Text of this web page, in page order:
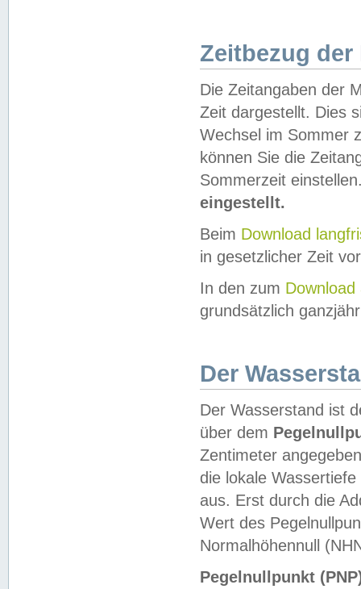
Zeitbezug der
Die Zeitangaben der
Zeit dargestellt. Dies
Wechsel im Sommer
können Sie die
Sommerzeit
eingestellt.
Beim Download
in gesetzlicher Zeit
In den zum Download
grundsätzlich
Der
Der Wasserstand ist
über dem
Zentimeter
die lokale
aus. Erst durch die
Wert des
Normalhöhennull
Pegelnullpunkt